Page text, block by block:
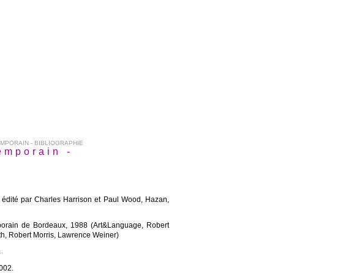
- BIBLIOGRAPHIE
-
par Charles Harrison et Paul Wood, Hazan,
de Bordeaux, 1988 (Art&Language, Robert
Robert Morris, Lawrence Weiner)